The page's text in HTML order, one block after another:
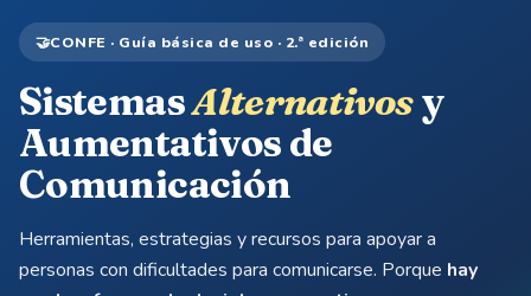
🤝CONFE · Guía básica de uso · 2.ª edición
SistemasAlternativosy
Aumentativos de
Comunicación
Herramientas, estrategias y recursos para apoyar a
personas con dificultades para comunicarse. Porque hay